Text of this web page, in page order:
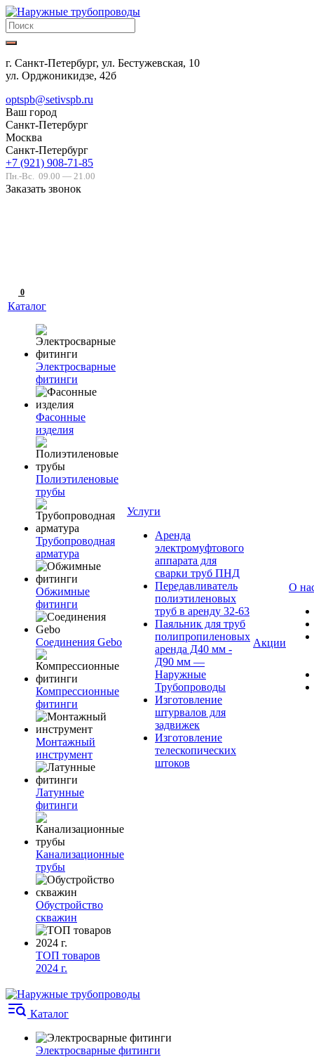
г. Санкт-Петербург, ул. Бестужевская, 10
ул. Орджоникидзе, 42б
optspb@setivspb.ru
Ваш город
Санкт-Петербург
Москва
Санкт-Петербург
+7 (921) 908-71-85
Пн.-Вс. 09.00 — 21.00
Заказать звонок
0
Каталог
Электросварные
фитинги
Фасонные
изделия
Полиэтиленовые
трубы
Трубопроводная
арматура
Обжимные
фитинги
Соединения Gebo
Компрессионные
фитинги
Монтажный
инструмент
Латунные
фитинги
Канализационные
трубы
Обустройство
скважин
ТОП товаров
2024 г.
Услуги
Аренда
электромуфтового
аппарата для
сварки труб ПНД
Передавливатель
полиэтиленовых
труб в аренду 32-63
Паяльник для труб
полипропиленовых
аренда Д40 мм -
Д90 мм —
Наружные
Трубопроводы
Изготовление
штурвалов для
задвижек
Изготовление
телескопических
штоков
Акции
О
Каталог
Электросварные фитинги